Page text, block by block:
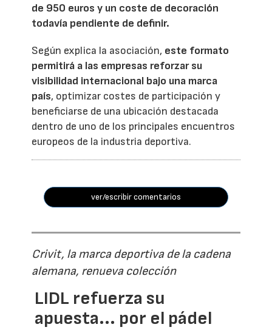
de 950 euros y un coste de decoración
todavía pendiente de definir.
Según explica la asociación, este formato
permitirá a las empresas reforzar su
visibilidad internacional bajo una marca
país, optimizar costes de participación y
beneficiarse de una ubicación destacada
dentro de uno de los principales encuentros
europeos de la industria deportiva.
ver/escribir comentarios
Crivit, la marca deportiva de la cadena
alemana, renueva colección
LIDL refuerza su
apuesta... por el pádel